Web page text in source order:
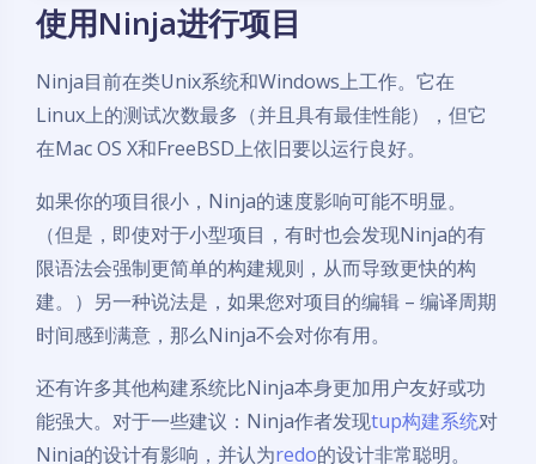
使用Ninja进行项目
Ninja目前在类Unix系统和Windows上工作。它在
Linux上的测试次数最多（并且具有最佳性能），但它
在Mac OS X和FreeBSD上依旧要以运行良好。
如果你的项目很小，Ninja的速度影响可能不明显。
（但是，即使对于小型项目，有时也会发现Ninja的有
限语法会强制更简单的构建规则，从而导致更快的构
建。）另一种说法是，如果您对项目的编辑 – 编译周期
时间感到满意，那么Ninja不会对你有用。
还有许多其他构建系统比Ninja本身更加用户友好或功
能强大。对于一些建议：Ninja作者发现tup构建系统对
Ninja的设计有影响，并认为redo的设计非常聪明。